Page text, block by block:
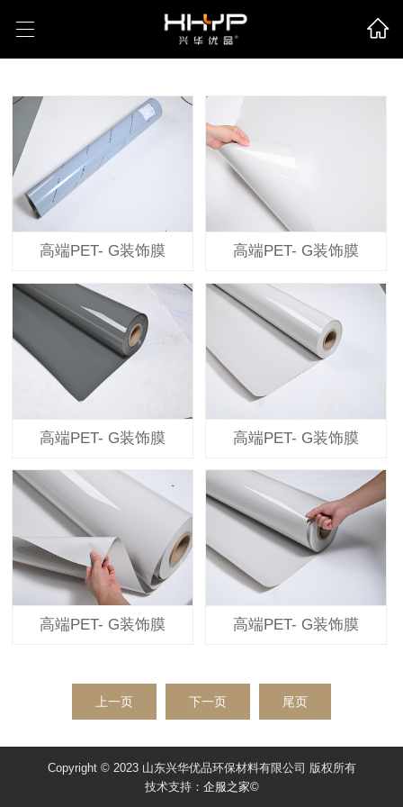
高端PET- G装饰膜 高端PET- G装饰膜
高端PET- G装饰膜 高端PET- G装饰膜
高端PET- G装饰膜 高端PET- G装饰膜
上一页 下一页 尾页
Copyright © 2023 山东兴华优品环保材料有限公司 版权所有
技术支持： 企服之家©